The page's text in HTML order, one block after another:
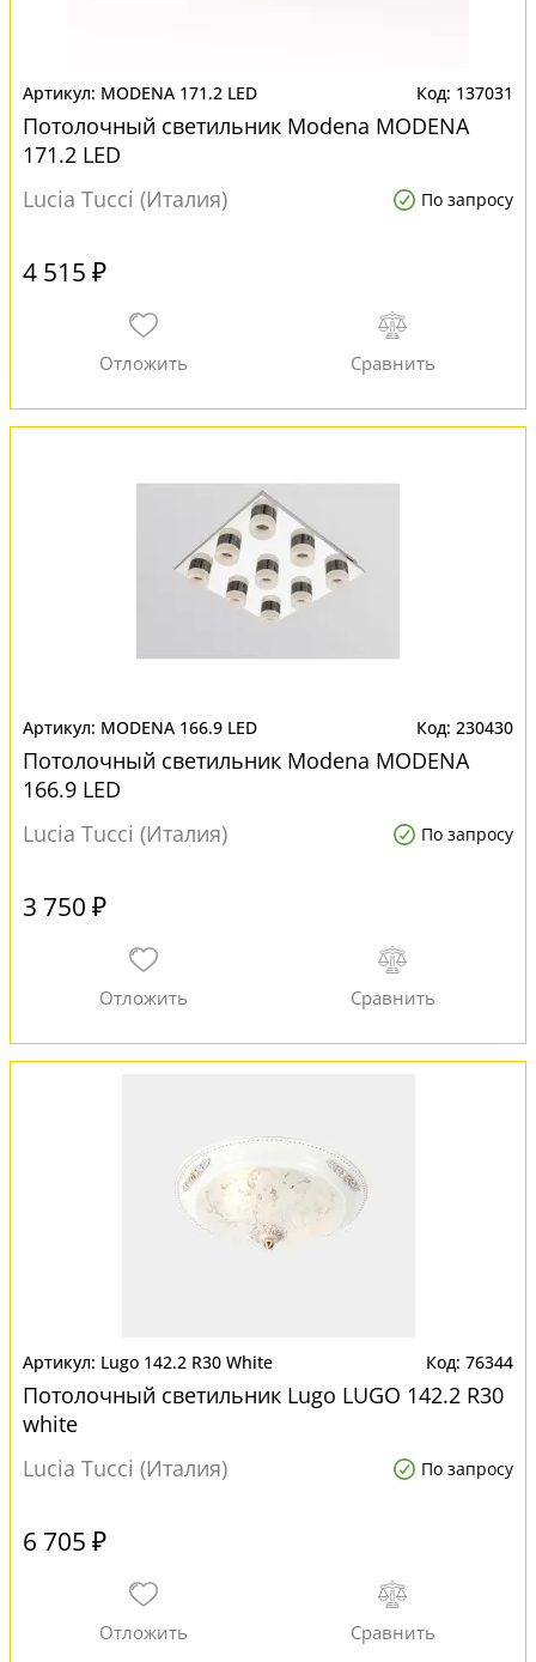
MODENA 171.2 LED 137031
Потолочный светильник Modena MODENA
171.2 LED
Lucia Tucci (Италия)
По запросу
4 515 ₽
MODENA 166.9 LED 230430
Потолочный светильник Modena MODENA
166.9 LED
Lucia Tucci (Италия)
По запросу
3 750 ₽
Lugo 142.2 R30 White 76344
Потолочный светильник Lugo LUGO 142.2 R30
white
Lucia Tucci (Италия)
По запросу
6 705 ₽